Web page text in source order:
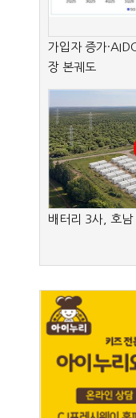
가입자 증가
장 본궤도
배터리 3사, 호남